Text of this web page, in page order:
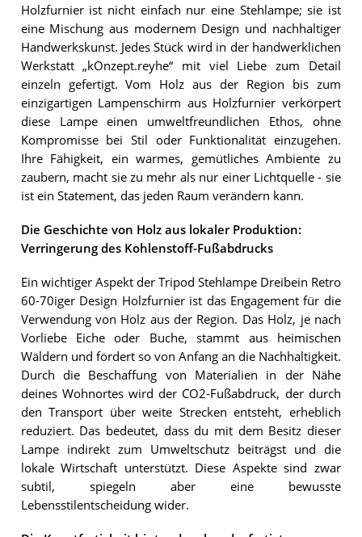
Holzfurnier ist nicht einfach nur eine Stehlampe; sie ist
eine Mischung aus modernem Design und nachhaltiger
Handwerkskunst. Jedes Stück wird in der handwerklichen
Werkstatt „kOnzept.reyhe“ mit viel Liebe zum Detail
einzeln gefertigt. Vom Holz aus der Region bis zum
einzigartigen Lampenschirm aus Holzfurnier verkörpert
diese Lampe einen umweltfreundlichen Ethos, ohne
Kompromisse bei Stil oder Funktionalität einzugehen.
Ihre Fähigkeit, ein warmes, gemütliches Ambiente zu
zaubern, macht sie zu mehr als nur einer Lichtquelle - sie
ist ein Statement, das jeden Raum verändern kann.
Die Geschichte von Holz aus lokaler Produktion:
Verringerung des Kohlenstoff-Fußabdrucks
Ein wichtiger Aspekt der Tripod Stehlampe Dreibein Retro
60-70iger Design Holzfurnier ist das Engagement für die
Verwendung von Holz aus der Region. Das Holz, je nach
Vorliebe Eiche oder Buche, stammt aus heimischen
Wäldern und fördert so von Anfang an die Nachhaltigkeit.
Durch die Beschaffung von Materialien in der Nähe
deines Wohnortes wird der CO2-Fußabdruck, der durch
den Transport über weite Strecken entsteht, erheblich
reduziert. Das bedeutet, dass du mit dem Besitz dieser
Lampe indirekt zum Umweltschutz beiträgst und die
lokale Wirtschaft unterstützt. Diese Aspekte sind zwar
subtil, spiegeln aber eine bewusste
Lebensstilentscheidung wider.